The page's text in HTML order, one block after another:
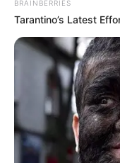
BRAINBERRIES
Tarantino’s Latest